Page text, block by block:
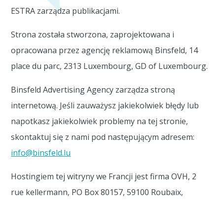
ESTRA zarządza publikacjami.
Strona została stworzona, zaprojektowana i
opracowana przez agencję reklamową Binsfeld, 14
place du parc, 2313 Luxembourg, GD of Luxembourg.
Binsfeld Advertising Agency zarządza stroną
internetową. Jeśli zauważysz jakiekolwiek błędy lub
napotkasz jakiekolwiek problemy na tej stronie,
skontaktuj się z nami pod następującym adresem:
info@binsfeld.lu
Hostingiem tej witryny we Francji jest firma OVH, 2
rue kellermann, PO Box 80157, 59100 Roubaix,